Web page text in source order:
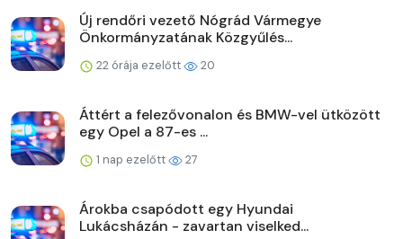
Új rendőri vezető Nógrád Vármegye
Önkormányzatának Közgyűlés...
22 órája ezelőtt 20
Áttért a felezővonalon és BMW-vel ütközött
egy Opel a 87-es ...
1 nap ezelőtt 27
Árokba csapódott egy Hyundai
Lukácsházán - zavartan viselked...